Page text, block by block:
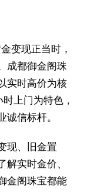
变现正当时，
成都御金阁珠
实时高价为核
上门为特色，
信标杆。
现、旧金置
实时金价、
金阁珠宝都能